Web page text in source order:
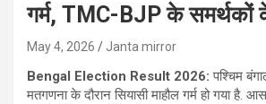
गर्म, TMC-BJP के समर्थकों
May 4, 2026 Janta mirror
Bengal Election Result 2026:पश्चिम
मतगणना के दौरान सियासी माहौल गर्म हो गया है.